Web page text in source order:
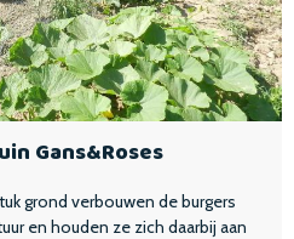
Gans&Roses
grond verbouwen de burgers
en houden ze zich daarbij aan